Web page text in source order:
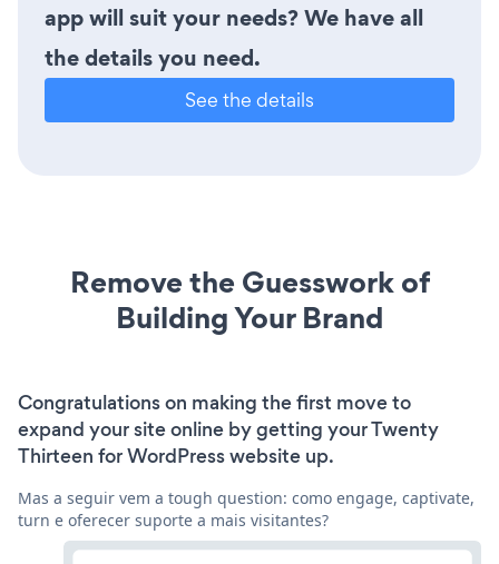
app will suit your needs? We have all
the details you need.
See the details
Remove the Guesswork of
Building Your Brand
Congratulations on making the first move to
expand your site online by getting your Twenty
Thirteen for WordPress website up.
Mas a seguir vem a tough question: como engage, captivate,
turn e oferecer suporte a mais visitantes?